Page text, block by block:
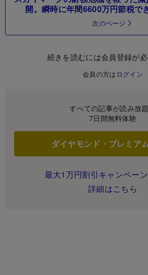
開。瞬時に年間6600万円節税で
次のページ
続きを読むには会員登録が必
会員の方は ログイン
すべての記事が読み放題
7日間無料体験
ダイヤモンド・プレミア
最大1万円割引キャンペーン
詳細はこちら